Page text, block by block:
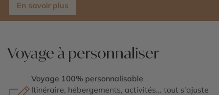
En savoir plus
Voyage à personnaliser
Voyage 100% personnalisable
Itinéraire, hébergements, activités... tout s'ajuste